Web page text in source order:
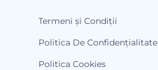
Termeni și Condiții
Politica De Confidențialitate
Politica Cookies